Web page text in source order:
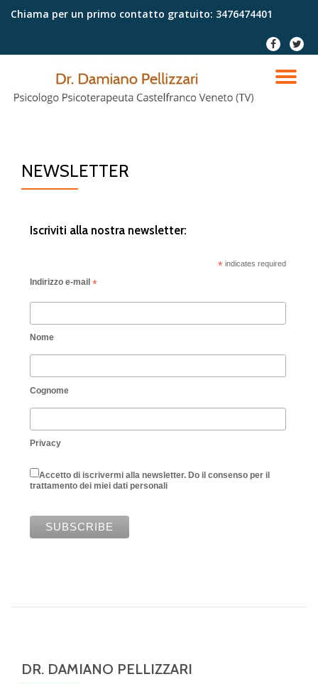
Chiama per un primo contatto gratuito: 3476474401
fa-
facebook
fa-
twitter
NEWSLETTER
Iscriviti alla nostra newsletter:
*indicates required
Indirizzo e-mail *
Nome
Cognome
Privacy
Accetto di iscrivermi alla newsletter. Do il consenso per il
trattamento dei miei dati personali
DR. DAMIANO PELLIZZARI